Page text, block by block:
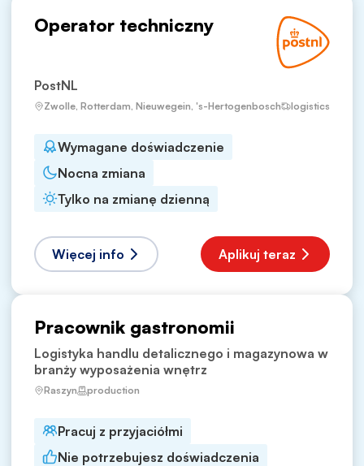
Operator techniczny
PostNL
Zwolle, Rotterdam, Nieuwegein, 's-Hertogenbosch logistics
Wymagane doświadczenie
Nocna zmiana
Tylko na zmianę dzienną
Więcej info Aplikuj teraz
Pracownik gastronomii
Logistyka handlu detalicznego i magazynowa w
branży wyposażenia wnętrz
Raszyn production
Pracuj z przyjaciółmi
Nie potrzebujesz doświadczenia